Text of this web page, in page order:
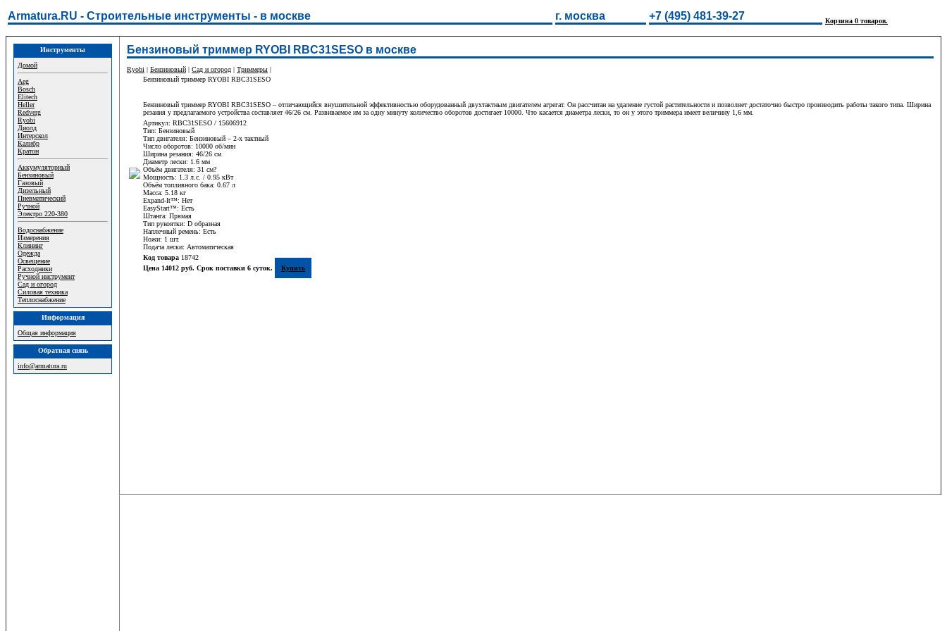
Armatura.RU - Строительные инструменты - в москве г. москва +7 (495) 481-39-27 Корзина 0 товаров.
Инструменты
Домой
Aeg
Bosch
Elitech
Heller
Redverg
Ryobi
Диолд
Интерскол
Калибр
Кратон
Аккумуляторный
Бензиновый
Газовый
Дизельный
Пневматический
Ручной
Электро 220-380
Водоснабжение
Измерения
Клининг
Одежда
Освещение
Расходники
Ручной инструмент
Сад и огород
Силовая техника
Теплоснабжение
Информация
Общая информация
Обратная связь
info@armatura.ru
Бензиновый триммер RYOBI RBC31SESO в москве
Ryobi | Бензиновый | Сад и огород | Триммеры |
Бензиновый триммер RYOBI RBC31SESO
Бензиновый триммер RYOBI RBC31SESO – отличающийся внушительной эффективностью оборудованный двухтактным двигателем агрегат. Он рассчитан на удаление густой растительности и позволяет достаточно быстро производить работы такого типа. Ширина
резания у предлагаемого устройства составляет 46/26 см. Развиваемое им за одну минуту количество оборотов достигает 10000. Что касается диаметра лески, то он у этого триммера имеет величину 1,6 мм.
Артикул: RBC31SESO / 15606912
Тип: Бензиновый
Тип двигателя: Бензиновый – 2-х тактный
Число оборотов: 10000 об/мин
Ширина резания: 46/26 см
Диаметр лески: 1.6 мм
Объём двигателя: 31 см?
Мощность: 1.3 л.с. / 0.95 кВт
Объём топливного бака: 0.67 л
Масса: 5.18 кг
Expand-It™: Нет
EasyStart™: Есть
Штанга: Прямая
Тип рукоятки: D образная
Наплечный ремень: Есть
Ножи: 1 шт.
Подача лески: Автоматическая
Код товара 18742
Цена 14012 руб. Срок поставки 6 суток.
Купить